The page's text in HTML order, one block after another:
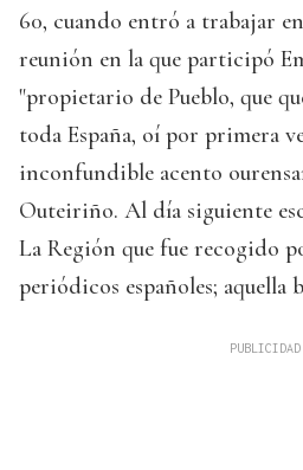
60, cuando entró a trabajar
reunión en la que participó
"propietario de Pueblo, que
toda España, oí por primera
inconfundible acento
Outeiriño. Al día siguiente
La Región que fue recogido
periódicos españoles; aquella